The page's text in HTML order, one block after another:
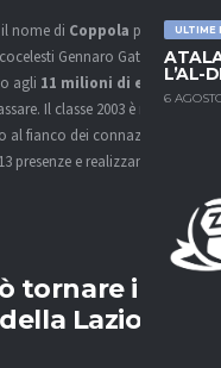
ULTIME
L’AL-
6
nome di Coppola piace
Gennaro Gattuso e
agli 11 milioni di euro,
Il classe 2003 è reduce
al fianco dei connazionali
e realizzando
tornare in
Lazio ”